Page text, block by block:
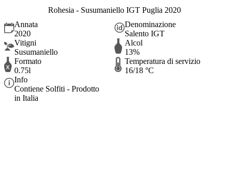
Rohesia - Susumaniello IGT Puglia 2020
Annata
2020
Denominazione
Salento IGT
Vitigni
Susumaniello
Alcol
13%
Formato
0.75l
Temperatura di servizio
16/18 °C
Info
Contiene Solfiti - Prodotto
in Italia